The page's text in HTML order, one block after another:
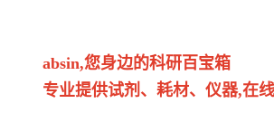
absin,您身边的科研百宝箱
专业提供试剂、耗材、仪器,在